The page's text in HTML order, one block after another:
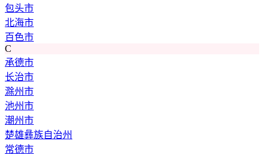
包头市
北海市
百色市
C
承德市
长治市
滁州市
池州市
潮州市
楚雄彝族自治州
常德市